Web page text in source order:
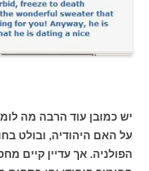
יש כמובן עוד הרבה מה
על האם היהודיה, ובולט
הפולניה. אך עדיין קיים